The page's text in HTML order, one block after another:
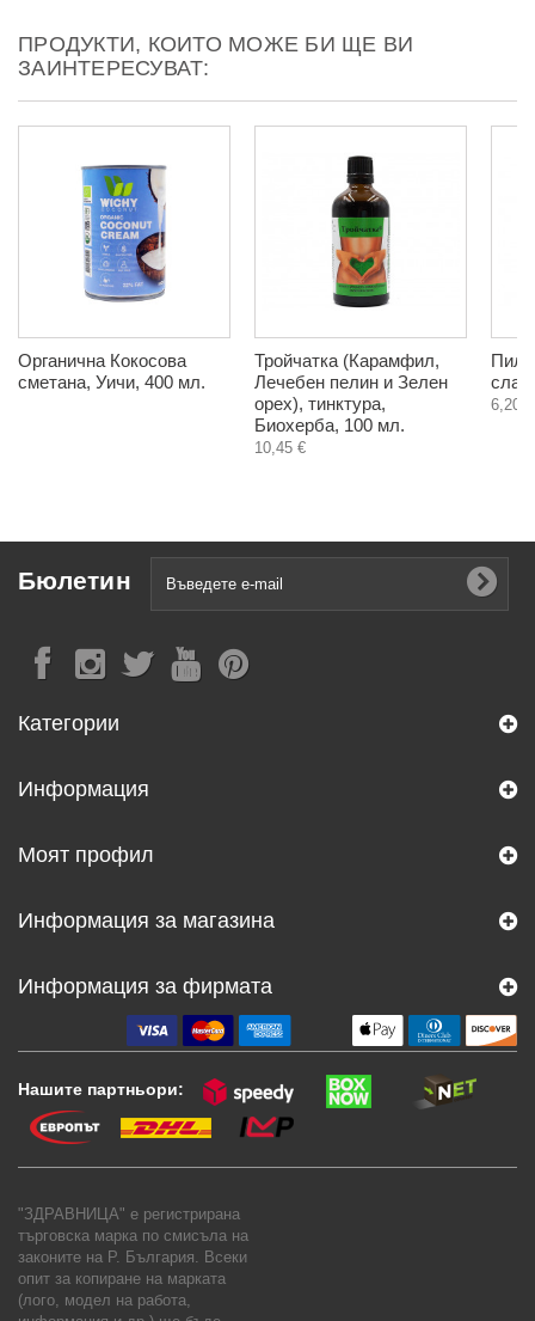
ПРОДУКТИ, КОИТО МОЖЕ БИ ЩЕ ВИ
ЗАИНТЕРЕСУВАТ:
Органична Кокосова
сметана, Уичи, 400 мл.
Тройчатка (Карамфил,
Лечебен пелин и Зелен
орех), тинктура,
Биохерба, 100 мл.
10,45 €
6,20 €
Бюлетин
Категории
Информация
Моят профил
Информация за магазина
Информация за фирмата
Нашите партньори:
"ЗДРАВНИЦА" е регистрирана
търговска марка по смисъла на
законите на Р. България. Всеки
опит за копиране на марката
(лого, модел на работа,